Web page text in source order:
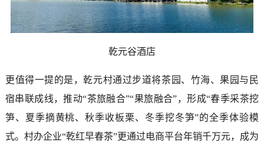
乾元谷酒店
更值得一提的是，乾元村通过步道将茶园、竹海、果园与民
宿串联成线，推动“茶旅融合”“果旅融合”，形成“春季采茶挖
笋、夏季摘黄桃、秋季收板栗、冬季挖冬笋”的全季体验模
式。村办企业“乾红早春茶”更通过电商平台年销千万元，成为